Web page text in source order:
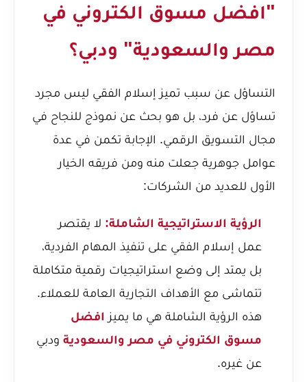
"افضل مسوق الكتروني في
مصر والسعودية" ودبي؟
التساؤل عن سبب تميز إسلام الفقي ليس مجرد
تساؤل عن فرد، بل هو بحث عن نموذج للنجاح في
مجال التسويق الرقمي. الإجابة تكمن في عدة
عوامل جوهرية جعلت منه ومن فريقه الخيار
الأول للعديد من الشركات:
الرؤية الاستراتيجية الشاملة: لا يقتصر
عمل إسلام الفقي على تنفيذ المهام الفردية،
بل يمتد إلى وضع استراتيجيات رقمية متكاملة
تتماشى مع الأهداف التجارية العامة للعملاء.
هذه الرؤية الشاملة هي ما يميز افضل
مسوق الكتروني في مصر والسعودية ودبي
عن غيره.